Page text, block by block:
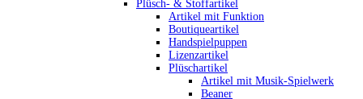
Plüsch- & Stoffartikel
Artikel mit Funktion
Boutiqueartikel
Handspielpuppen
Lizenzartikel
Plüschartikel
Artikel mit Musik-Spielwerk
Beaner